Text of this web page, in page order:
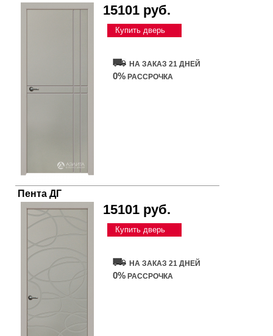
15101 руб.
Купить дверь
НА ЗАКАЗ 21 ДНЕЙ
0% РАССРОЧКА
Пента ДГ
15101 руб.
Купить дверь
НА ЗАКАЗ 21 ДНЕЙ
0% РАССРОЧКА